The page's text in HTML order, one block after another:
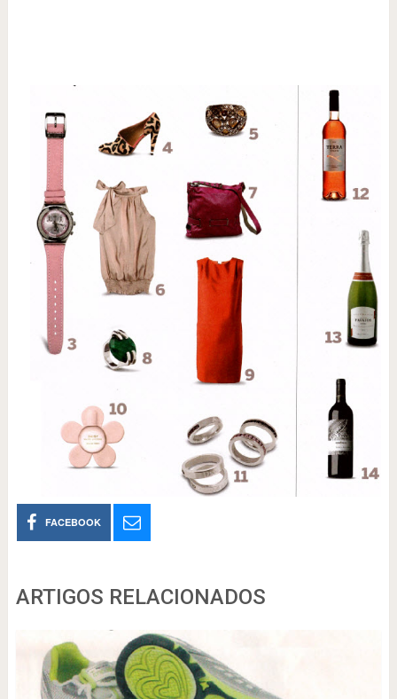
FACEBOOK
ARTIGOS RELACIONADOS